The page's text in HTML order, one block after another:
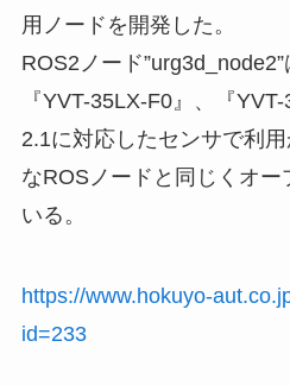
用ノードを開発した。
ROS2ノード
『YVT-35LX-F0』、『
2.1に対応したセンサで利
なROSノードと同じくオー
いる。
https://www.hokuyo-
id=233